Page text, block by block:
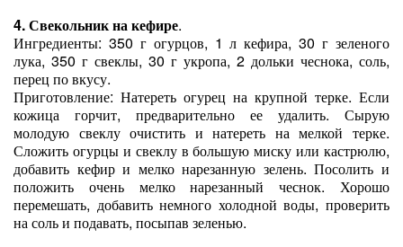
4. Свекольник на кефире.
Ингредиенты: 350 г огурцов, 1 л кефира, 30 г зеленого
лука, 350 г свеклы, 30 г укропа, 2 дольки чеснока, соль,
перец по вкусу.
Приготовление: Натереть огурец на крупной терке. Если
кожица горчит, предварительно ее удалить. Сырую
молодую свеклу очистить и натереть на мелкой терке.
Сложить огурцы и свеклу в большую миску или кастрюлю,
добавить кефир и мелко нарезанную зелень. Посолить и
положить очень мелко нарезанный чеснок. Хорошо
перемешать, добавить немного холодной воды, проверить
на соль и подавать, посыпав зеленью.